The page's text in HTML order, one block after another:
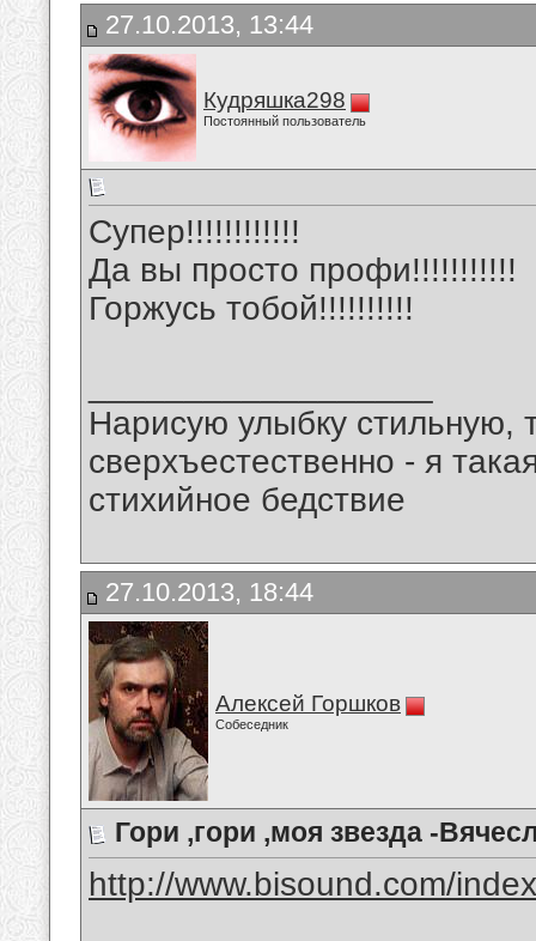
27.10.2013, 13:44
Кудряшка298
Постоянный пользователь
Супер!!!!!!!!!!!!
Да вы просто профи!!!!!!!!!!!
Горжусь тобой!!!!!!!!!!
Нарисую улыбку стильную,
сверхъестественно - я
стихийное бедствие
27.10.2013, 18:44
Алексей Горшков
Собеседник
Гори ,гори ,моя звезда -
http://www.bisound.com/